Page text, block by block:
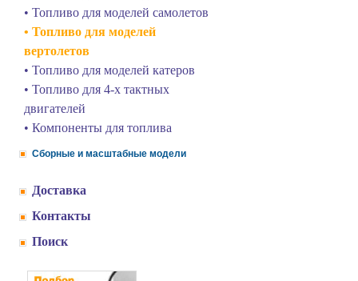
• Топливо для моделей самолетов
• Топливо для моделей
вертолетов
• Топливо для моделей катеров
• Топливо для 4-х тактных
двигателей
• Компоненты для топлива
Сборные и масштабные модели
Доставка
Контакты
Поиск